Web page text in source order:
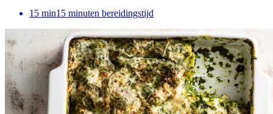
15 min15 minuten bereidingstijd